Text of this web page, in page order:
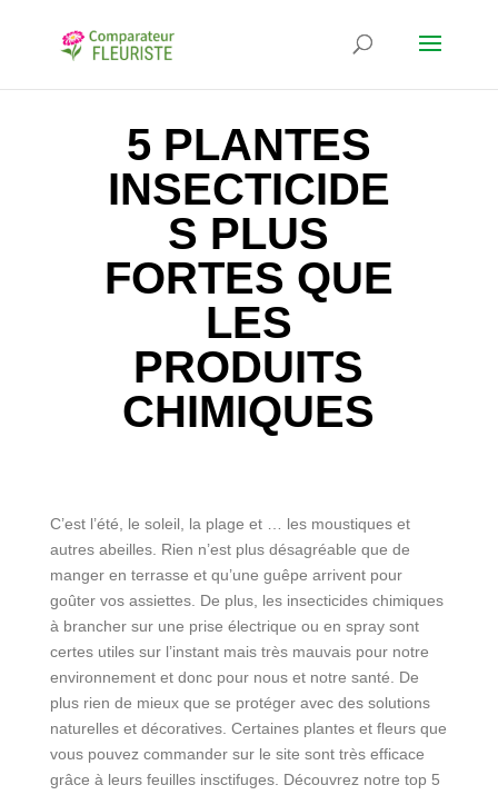
5 PLANTES
INSECTICIDE
S PLUS
FORTES QUE
LES
PRODUITS
CHIMIQUES
C’est l’été, le soleil, la plage et … les moustiques et
autres abeilles. Rien n’est plus désagréable que de
manger en terrasse et qu’une guêpe arrivent pour
goûter vos assiettes. De plus, les insecticides chimiques
à brancher sur une prise électrique ou en spray sont
certes utiles sur l’instant mais très mauvais pour notre
environnement et donc pour nous et notre santé. De
plus rien de mieux que se protéger avec des solutions
naturelles et décoratives. Certaines plantes et fleurs que
vous pouvez commander sur le site sont très efficace
grâce à leurs feuilles insctifuges. Découvrez notre top 5